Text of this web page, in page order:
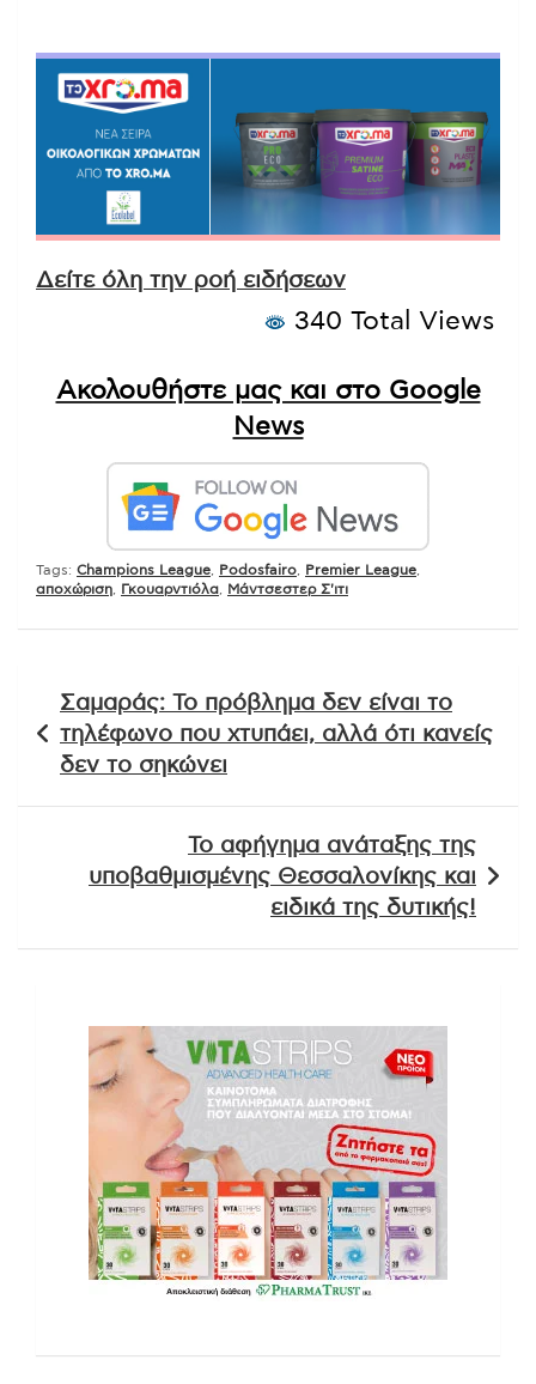
Δείτε όλη την ροή ειδήσεων
340 Total Views
Ακολουθήστε μας και στο Google
News
Tags: Champions League Podosfairo Premier League
αποχώριση
Γκουαρντιόλα Μάντσεστερ Σ'ιτι
άρθρων
Σαμαράς: Το πρόβλημα δεν είναι το
τηλέφωνο που χτυπάει, αλλά ότι κανείς
δεν το σηκώνει
Το αφήγημα ανάταξης της
υποβαθμισμένης Θεσσαλονίκης και
ειδικά της δυτικής!